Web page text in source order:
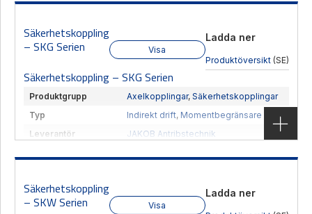
Visa produkt
Säkerhetskoppling
– SKG Serien
Visa
Ladda ner
Produktöversikt(SE)
Säkerhetskoppling – SKG Serien
Produktgrupp Axelkopplingar, Säkerhetskopplingar
Typ
Indirekt drift, Momentbegränsare
Leverantör
JAKOB Antribstechnik
Säkerhetskoppling
– SKW Serien
Visa
Ladda ner